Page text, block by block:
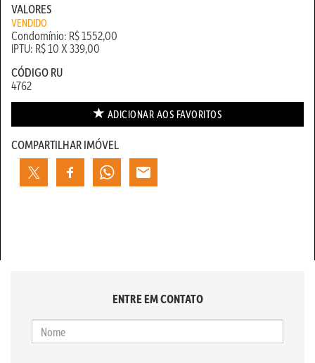
VALORES
VENDIDO
Condomínio: R$ 1552,00
IPTU: R$ 10 X 339,00
CÓDIGO RU
4762
ADICIONAR AOS FAVORITOS
COMPARTILHAR IMÓVEL
ENTRE EM CONTATO